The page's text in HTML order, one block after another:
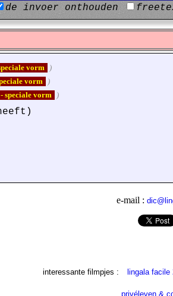
de invoer onthouden
vorm )
vorm )
speciale vorm )
e-mail :
interessante filmpjes : lingala facile
privéleven &